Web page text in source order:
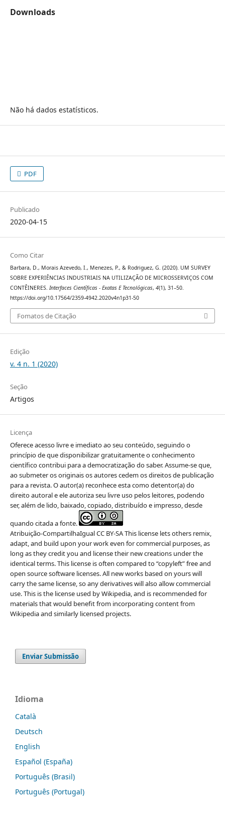
Downloads
Não há dados estatísticos.
PDF
Publicado
2020-04-15
Como Citar
Barbara, D., Morais Azevedo, I., Menezes, P., & Rodriguez, G. (2020). UM SURVEY
SOBRE EXPERIÊNCIAS INDUSTRIAIS NA UTILIZAÇÃO DE MICROSSERVIÇOS COM
CONTÊINERES. Interfaces Científicas - Exatas E Tecnológicas, 4(1), 31–50.
https://doi.org/10.17564/2359-4942.2020v4n1p31-50
Fomatos de Citação
Edição
v. 4 n. 1 (2020)
Seção
Artigos
Licença
Oferece acesso livre e imediato ao seu conteúdo, seguindo o
princípio de que disponibilizar gratuitamente o conhecimento
científico contribui para a democratização do saber. Assume-se que,
ao submeter os originais os autores cedem os direitos de publicação
para a revista. O autor(a) reconhece esta como detentor(a) do
direito autoral e ele autoriza seu livre uso pelos leitores, podendo
ser, além de lido, baixado, copiado, distribuído e impresso, desde
quando citada a fonte.
Atribuição-CompartilhaIgual CC BY-SA This license lets others remix,
adapt, and build upon your work even for commercial purposes, as
long as they credit you and license their new creations under the
identical terms. This license is often compared to “copyleft” free and
open source software licenses. All new works based on yours will
carry the same license, so any derivatives will also allow commercial
use. This is the license used by Wikipedia, and is recommended for
materials that would benefit from incorporating content from
Wikipedia and similarly licensed projects.
Enviar Submissão
Idioma
Català
Deutsch
English
Español (España)
Português (Brasil)
Português (Portugal)